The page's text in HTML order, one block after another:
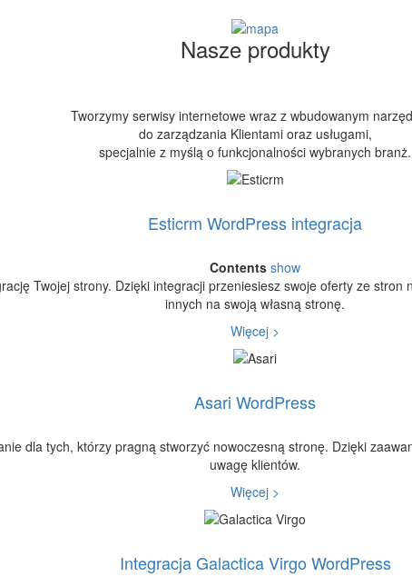
Nasze produkty
Tworzymy serwisy internetowe wraz z wbudowanym
do zarządzania Klientami oraz usługami,
specjalnie z myślą o funkcjonalności wybranych branż.
Esticrm WordPress integracja
Contents show
Twojej strony. Dzięki integracji przeniesiesz swoje oferty ze
innych na swoją własną stronę.
Więcej >
Asari WordPress
dla tych, którzy pragną stworzyć nowoczesną stronę. Dzięki
uwagę klientów.
Więcej >
Integracja Galactica Virgo WordPress